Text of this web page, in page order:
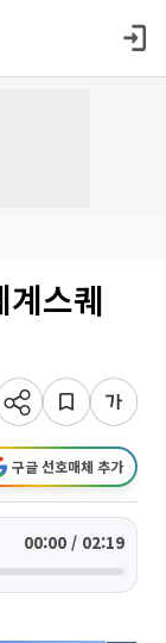
계스퀘
구글 선호매체 추가
00:00 / 02:19